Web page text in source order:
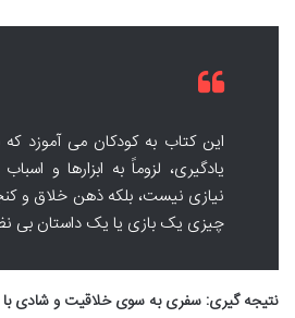
این کتاب به کودکان می آموزد
یادگیری، لزوماً به ابزارها و
نیازی نیست، بلکه ذهن خلاق و
چیزی یک بازی یا یک داستان بی
نتیجه گیری: سفری به سوی خلاقیت و شادی با